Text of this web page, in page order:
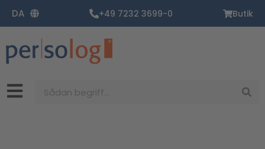
indholdet
DA +49 7232 3699-0 Butik